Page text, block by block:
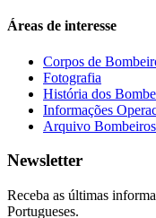
Áreas de interesse
Corpos de
Fotografia
História dos
Informações
Arquivo
Newsletter
Receba as últimas
Portugueses.